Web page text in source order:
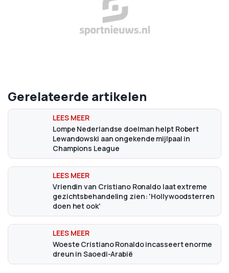
Gerelateerde artikelen
Lompe Nederlandse doelman helpt Robert
Lewandowski aan ongekende mijlpaal in
Champions League
Vriendin van Cristiano Ronaldo laat extreme
gezichtsbehandeling zien: 'Hollywoodsterren
doen het ook'
Woeste Cristiano Ronaldo incasseert enorme
dreun in Saoedi-Arabië